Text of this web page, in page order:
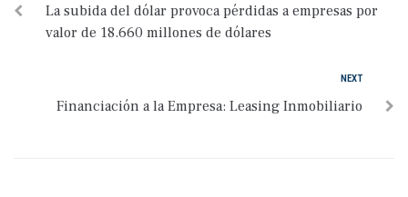
La subida del dólar provoca pérdidas a empresas por
valor de 18.660 millones de dólares
NEXT
Financiación a la Empresa: Leasing Inmobiliario